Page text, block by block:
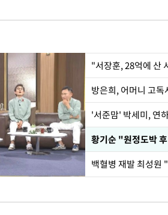
"서장훈, 28억에 산
방은희, 어머니 고
'서준맘' 박세미, 연
황기순 "원정도박
백혈병 재발 최성원